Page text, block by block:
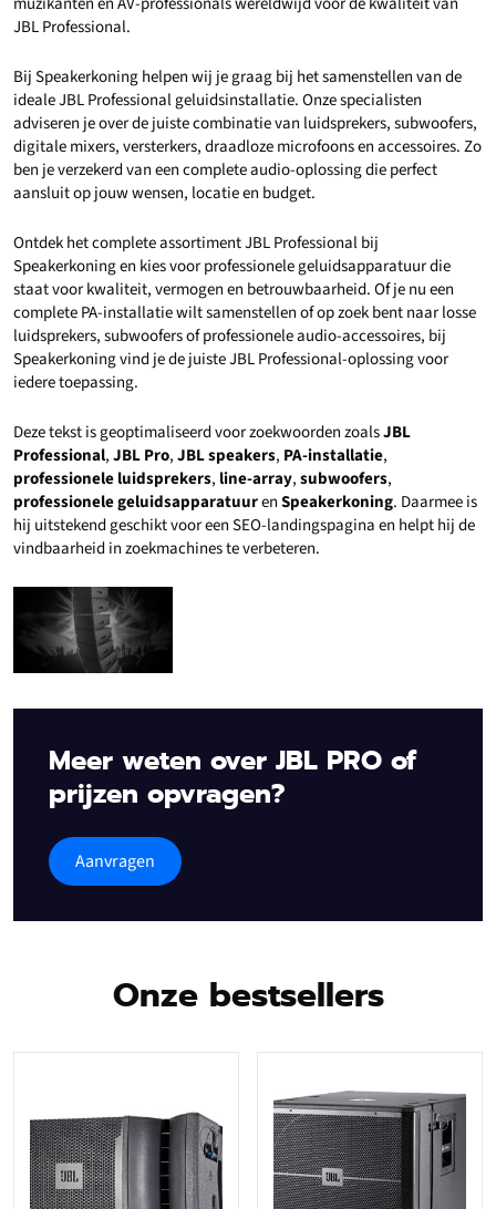
JBL Professional.
Bij Speakerkoning helpen wij je graag bij het samenstellen van de
ideale JBL Professional geluidsinstallatie. Onze specialisten
adviseren je over de juiste combinatie van luidsprekers, subwoofers,
digitale mixers, versterkers, draadloze microfoons en accessoires. Zo
ben je verzekerd van een complete audio-oplossing die perfect
aansluit op jouw wensen, locatie en budget.
Ontdek het complete assortiment JBL Professional bij
Speakerkoning en kies voor professionele geluidsapparatuur die
staat voor kwaliteit, vermogen en betrouwbaarheid. Of je nu een
complete PA-installatie wilt samenstellen of op zoek bent naar losse
luidsprekers, subwoofers of professionele audio-accessoires, bij
Speakerkoning vind je de juiste JBL Professional-oplossing voor
iedere toepassing.
Deze tekst is geoptimaliseerd voor zoekwoorden zoalsJBL
Professional,JBL Pro,JBL speakers, PA-installatie,
professionele luidsprekers, line-array,subwoofers,
professionele geluidsapparatuurenSpeakerkoning. Daarmee is
hij uitstekend geschikt voor een SEO-landingspagina en helpt hij de
vindbaarheid in zoekmachines te verbeteren.
Meer weten over JBL PRO of
prijzen opvragen?
Aanvragen
Onze bestsellers